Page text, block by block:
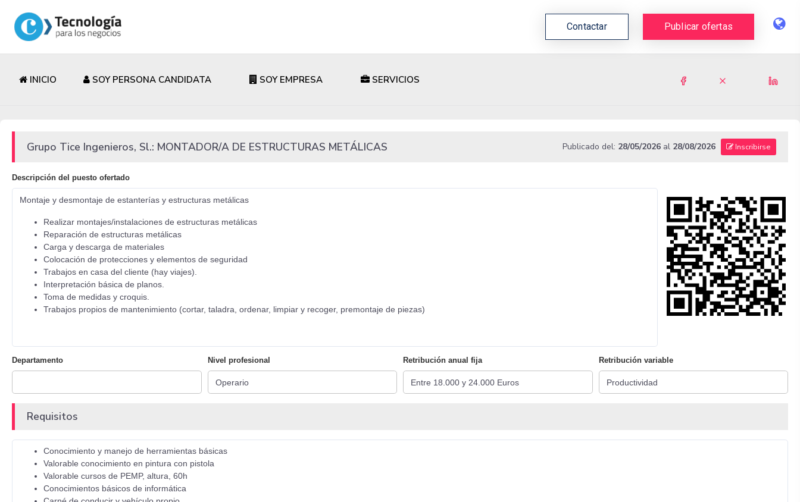
Contactar Publicar ofertas
INICIO SOY PERSONA CANDIDATA SOY EMPRESA SERVICIOS
Grupo Tice Ingenieros, Sl.: MONTADOR/A DE ESTRUCTURAS METÁLICAS Publicado del: 28/05/2026al 28/08/2026 Inscribirse
Descripción del puesto ofertado
Montaje y desmontaje de estanterías y estructuras metálicas
Realizar montajes/instalaciones de estructuras metálicas
Reparación de estructuras metálicas
Carga y descarga de materiales
Colocación de protecciones y elementos de seguridad
Trabajos en casa del cliente (hay viajes).
Interpretación básica de planos.
Toma de medidas y croquis.
Trabajos propios de mantenimiento (cortar, taladra, ordenar, limpiar y recoger, premontaje de piezas)
Departamento Nivel profesional Retribución anual fija Retribución variable
Requisitos
Conocimiento y manejo de herramientas básicas
Valorable conocimiento en pintura con pistola
Valorable cursos de PEMP, altura, 60h
Conocimientos básicos de informática